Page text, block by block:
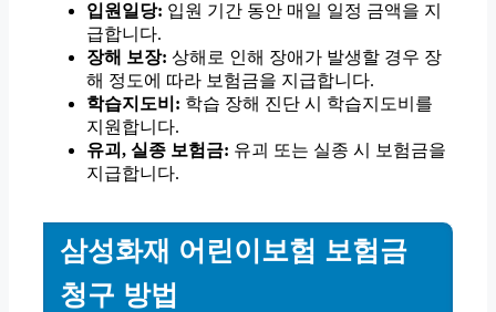
입원일당: 입원 기간 동안 매일 일정 금액을 지
급합니다.
장해 보장: 상해로 인해 장애가 발생할 경우 장
해 정도에 따라 보험금을 지급합니다.
학습지도비: 학습 장해 진단 시 학습지도비를
지원합니다.
유괴, 실종 보험금: 유괴 또는 실종 시 보험금을
지급합니다.
삼성화재 어린이보험 보험금
청구 방법